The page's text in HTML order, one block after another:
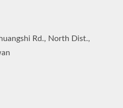
Rd., North Dist.,